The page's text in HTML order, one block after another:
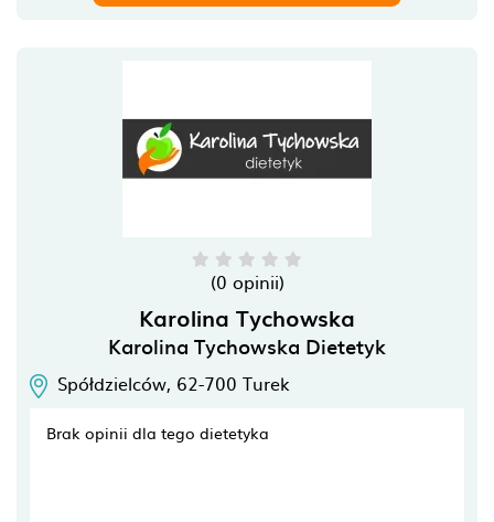
(0 opinii)
Karolina Tychowska
Karolina Tychowska Dietetyk
Spółdzielców, 62-700 Turek
Brak opinii dla tego dietetyka